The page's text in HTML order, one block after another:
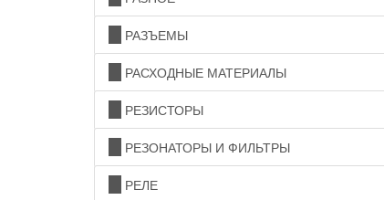
РАЗЪЕМЫ
РАСХОДНЫЕ МАТЕРИАЛЫ
РЕЗИСТОРЫ
РЕЗОНАТОРЫ И ФИЛЬТРЫ
РЕЛЕ